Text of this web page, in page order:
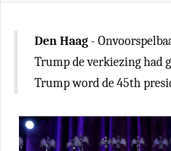
Den Haag -
Trump de verkiezing had
Trump word de 45th